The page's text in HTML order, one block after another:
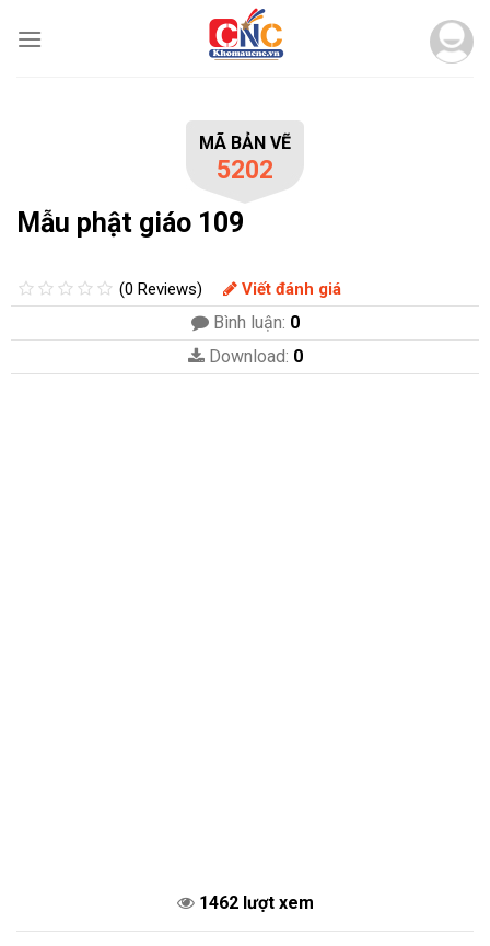
MÃ BẢN VẼ
5202
Mẫu phật giáo 109
(0 Reviews) Viết đánh giá
Bình luận: 0
Download: 0
1462 lượt xem